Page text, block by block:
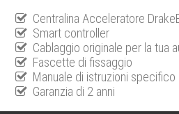
Centralina Acceleratore
Smart controller
Cablaggio originale per la tua
Fascette di fissaggio
Manuale di istruzioni specifico
Garanzia di 2 anni